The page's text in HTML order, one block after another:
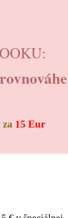
za 15 Eur